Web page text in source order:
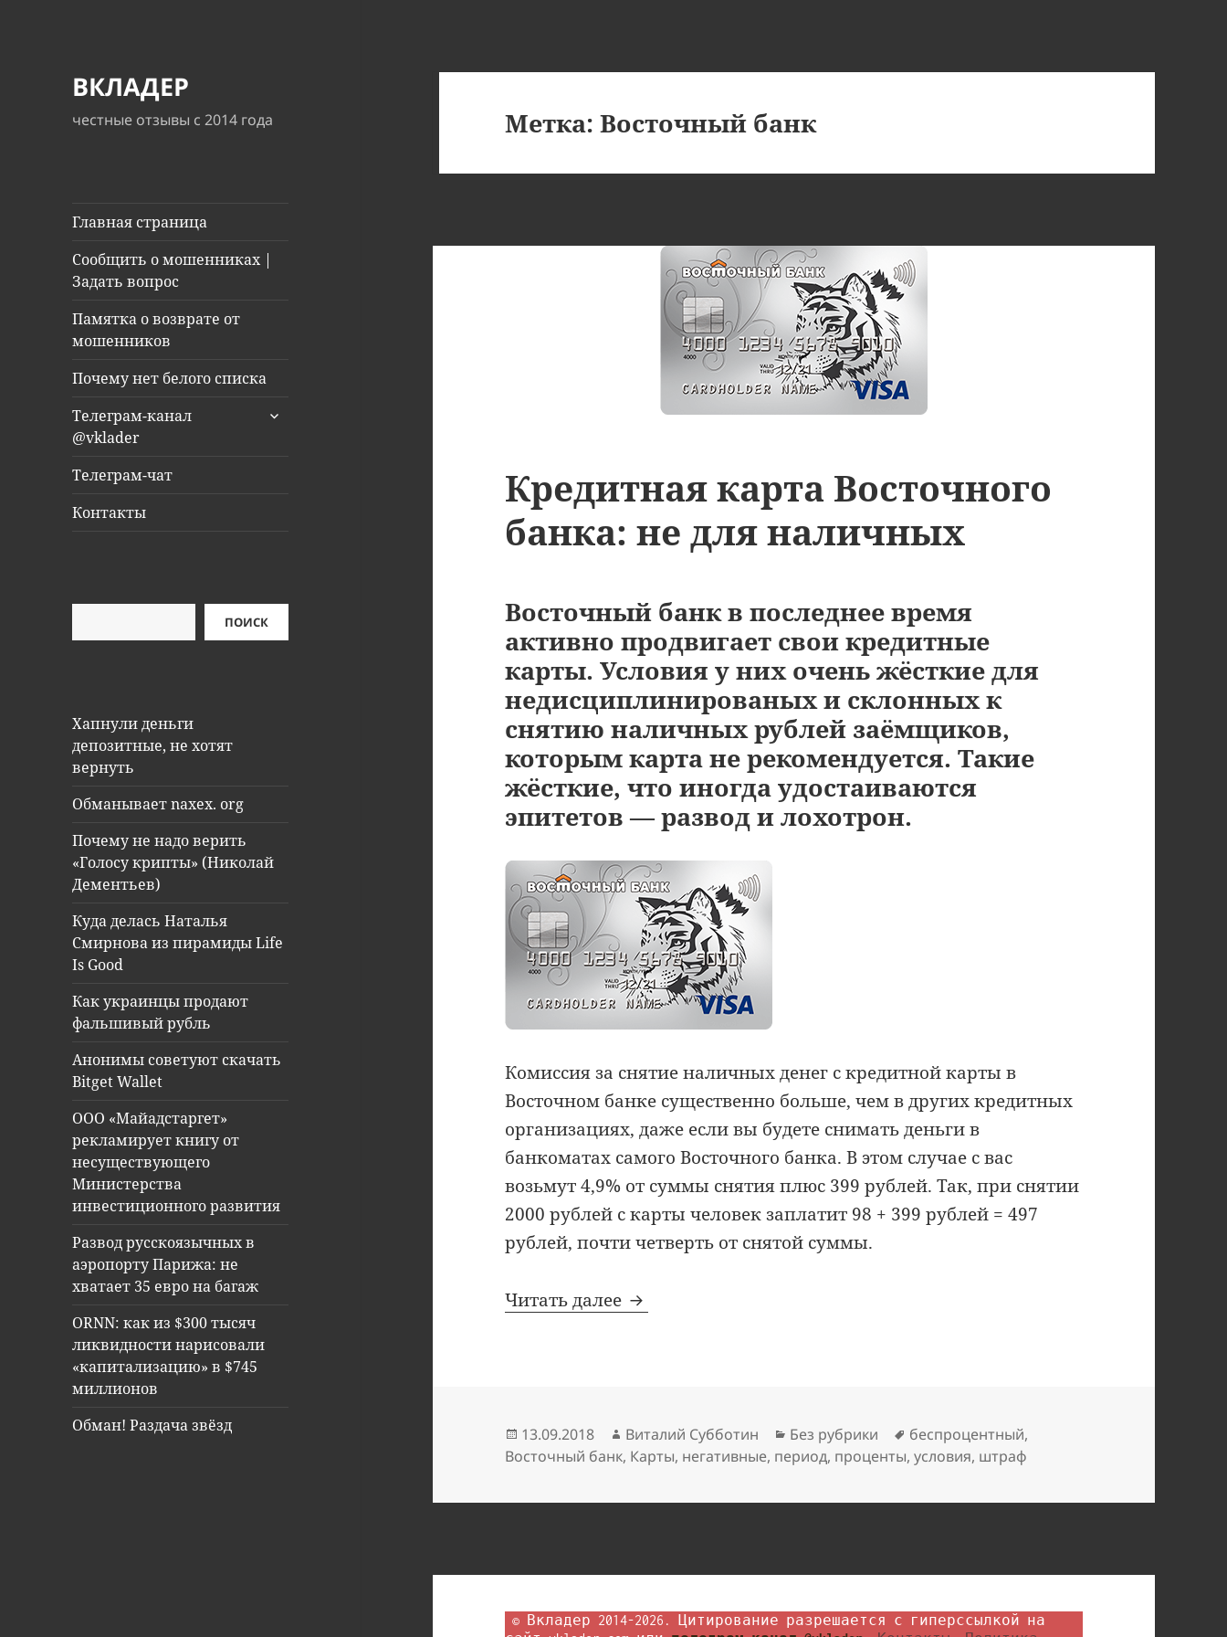
ВКЛАДЕР
честные отзывы с 2014 года
Главная страница
Сообщить о мошенниках |
Задать вопрос
Памятка о возврате от
мошенников
Почему нет белого списка
Телеграм-канал
@vklader
раскрыть
Телеграм-чат
Контакты
ПОИСК
Хапнули деньги
депозитные, не хотят
вернуть
Обманывает naxex. org
Почему не надо верить
«Голосу крипты» (Николай
Дементьев)
Куда делась Наталья
Смирнова из пирамиды Life
Is Good
Как украинцы продают
фальшивый рубль
Анонимы советуют скачать
Bitget Wallet
ООО «Майадстаргет»
рекламирует книгу от
несуществующего
Министерства
инвестиционного развития
Развод русскоязычных в
аэропорту Парижа: не
хватает 35 евро на багаж
ORNN: как из $300 тысяч
ликвидности нарисовали
«капитализацию» в $745
миллионов
Обман! Раздача звёзд
Метка:Восточный банк
Кредитная карта Восточного
банка: не для наличных
Восточный банк в последнее время
активно продвигает свои кредитные
карты. Условия у них очень жёсткие для
недисциплинированых и склонных к
снятию наличных рублей заёмщиков,
которым карта не рекомендуется. Такие
жёсткие, что иногда удостаиваются
эпитетов — развод и лохотрон.
Комиссия за снятие наличных денег с кредитной карты в
Восточном банке существенно больше, чем в других кредитных
организациях, даже если вы будете снимать деньги в
банкоматах самого Восточного банка. В этом случае с вас
возьмут 4,9% от суммы снятия плюс 399 рублей. Так, при снятии
2000 рублей с карты человек заплатит 98 + 399 рублей = 497
рублей, почти четверть от снятой суммы.
Читать далее Кредитная карта Восточного банка: не для наличных
Опубликовано
13.09.2018 Автор
Виталий Субботин Рубрики
Без рубрики Метки
беспроцентный,
Восточный банк, Карты, негативные, период, проценты,условия, штраф
© Вкладер 2014-2026. Цитирование разрешается с гиперссылкой на